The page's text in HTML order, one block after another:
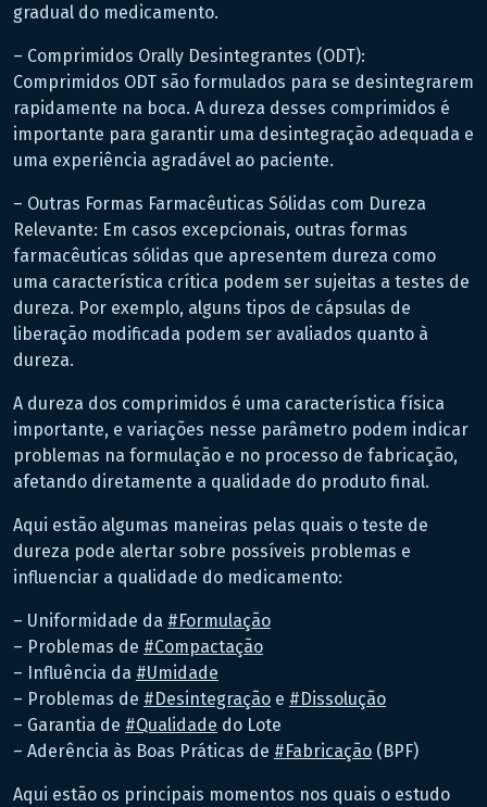
gradual do medicamento.
– Comprimidos Orally Desintegrantes (ODT):
Comprimidos ODT são formulados para se desintegrarem
rapidamente na boca. A dureza desses comprimidos é
importante para garantir uma desintegração adequada e
uma experiência agradável ao paciente.
– Outras Formas Farmacêuticas Sólidas com Dureza
Relevante: Em casos excepcionais, outras formas
farmacêuticas sólidas que apresentem dureza como
uma característica crítica podem ser sujeitas a testes de
dureza. Por exemplo, alguns tipos de cápsulas de
liberação modificada podem ser avaliados quanto à
dureza.
A dureza dos comprimidos é uma característica física
importante, e variações nesse parâmetro podem indicar
problemas na formulação e no processo de fabricação,
afetando diretamente a qualidade do produto final.
Aqui estão algumas maneiras pelas quais o teste de
dureza pode alertar sobre possíveis problemas e
influenciar a qualidade do medicamento:
– Uniformidade da # Formulação
– Problemas de #Compactação
– Influência da #Umidade
– Problemas de # Desintegração e # Dissolução
– Garantia de #Qualidade do Lote
– Aderência às Boas Práticas de # Fabricação (BPF)
Aqui estão os principais momentos nos quais o estudo